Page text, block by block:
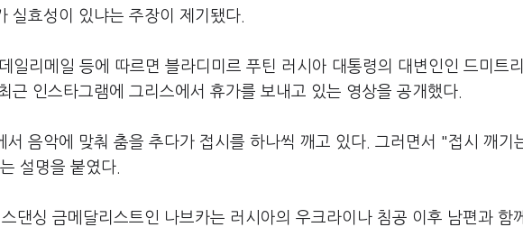
실효성이 있냐는 주장이 제기됐다.
일리메일 등에 따르면 블라디미르 푸틴 러시아 대통령의 대변인인 드미트
근 인스타그램에 그리스에서 휴가를 보내고 있는 영상을 공개했다.
서 음악에 맞춰 춤을 추다가 접시를 하나씩 깨고 있다. 그러면서 "접시 깨기
설명을 붙였다.
댄싱 금메달리스트인 나브카는 러시아의 우크라이나 침공 이후 남편과 함